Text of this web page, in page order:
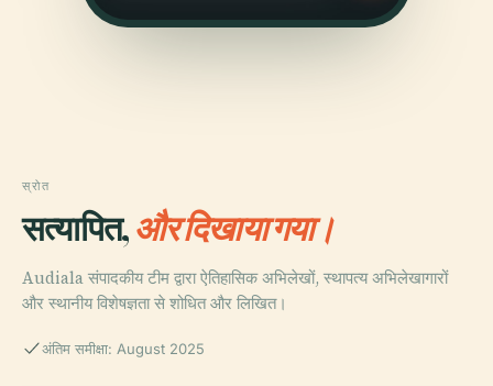
स्रोत
सत्यापित,और दिखाया गया।
Audiala संपादकीय टीम द्वारा ऐतिहासिक अभिलेखों, स्थापत्य अभिलेखागारों
और स्थानीय विशेषज्ञता से शोधित और लिखित।
अंतिम समीक्षा: August 2025